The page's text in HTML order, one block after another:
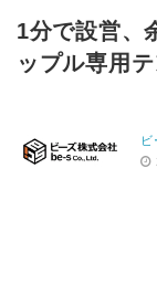
1分で設営、
ップル専用テ
ビ